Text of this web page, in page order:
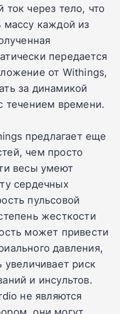
через тело, что
массу каждой из
передается
от Withings,
за динамикой
течением времени.
предлагает еще
чем просто
весы умеют
сердечных
пульсовой
жесткости
может привести
давления,
увеличивает риск
и инсультов.
не являются